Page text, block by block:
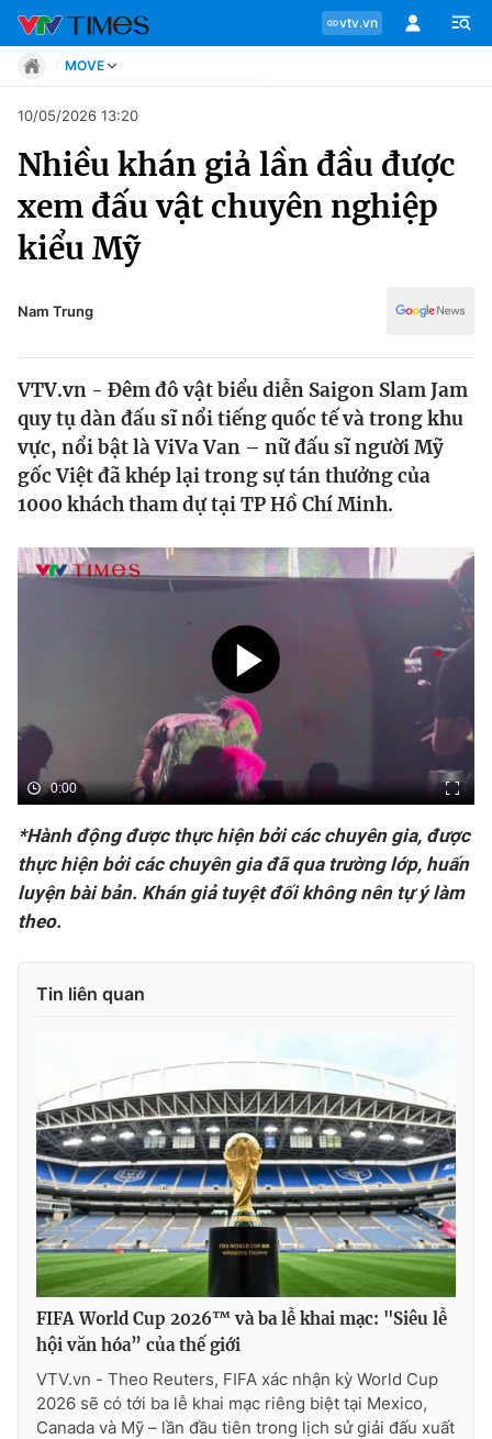
vtv.vn
Chuyên mục
Tin tức
Chân dung
Sự kiện
VIDEO
Bên lề
MOVE
Move
Phong cách
Chân dung
Sự kiện
Bóng đá
Thể thao điện tử
Video
10/05/2026 13:20
Nhiều khán giả lần đầu được
xem đấu vật chuyên nghiệp
kiểu Mỹ
Nam Trung
VTV.vn - Đêm đô vật biểu diễn Saigon Slam Jam
quy tụ dàn đấu sĩ nổi tiếng quốc tế và trong khu
vực, nổi bật là ViVa Van – nữ đấu sĩ người Mỹ
gốc Việt đã khép lại trong sự tán thưởng của
1000 khách tham dự tại TP Hồ Chí Minh.
0:00
*Hành động được thực hiện bởi các chuyên gia, được
thực hiện bởi các chuyên gia đã qua trường lớp, huấn
luyện bài bản. Khán giả tuyệt đối không nên tự ý làm
theo.
Tin liên quan
FIFA World Cup 2026™ và ba lễ khai mạc: "Siêu lễ
hội văn hóa” của thế giới
VTV.vn - Theo Reuters, FIFA xác nhận kỳ World Cup
2026 sẽ có tới ba lễ khai mạc riêng biệt tại Mexico,
Canada và Mỹ – lần đầu tiên trong lịch sử giải đấu xuất